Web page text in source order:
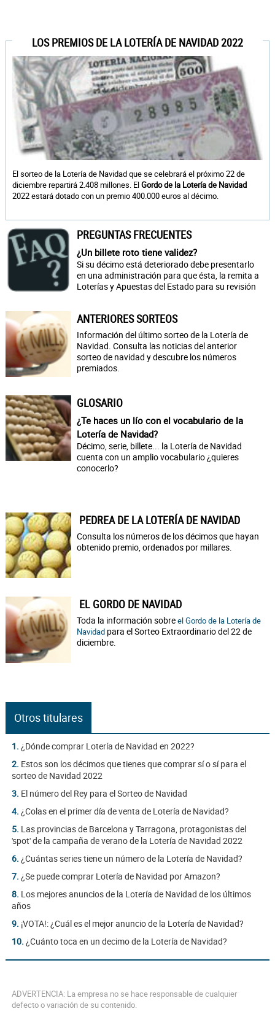
LOS PREMIOS DE LA LOTERÍA DE NAVIDAD 2022
El sorteo de la Lotería de Navidad que se celebrará el próximo 22 de
diciembre repartirá 2.408 millones. ElGordo de la Lotería de Navidad
2022 estará dotado con un premio 400.000 euros al décimo.
PREGUNTAS FRECUENTES
¿Un billete roto tiene validez?
Si su décimo está deteriorado debe presentarlo
en una administración para que ésta, la remita a
Loterías y Apuestas del Estado para su revisión
ANTERIORES SORTEOS
Información del último sorteo de la Lotería de
Navidad. Consulta las noticias del anterior
sorteo de navidad y descubre los números
premiados.
GLOSARIO
¿Te haces un lío con el vocabulario de la
Lotería de Navidad?
Décimo, serie, billete... la Lotería de Navidad
cuenta con un amplio vocabulario ¿quieres
conocerlo?
PEDREA DE LA LOTERÍA DE NAVIDAD
Consulta los números de los décimos que hayan
obtenido premio, ordenados por millares.
EL GORDO DE NAVIDAD
Toda la información sobreel Gordo de la Lotería de
Navidad para el Sorteo Extraordinario del 22 de
diciembre.
Otros titulares
1. ¿Dónde comprar Lotería de Navidad en 2022?
2. Estos son los décimos que tienes que comprar sí o sí para el
sorteo de Navidad 2022
3. El número del Rey para el Sorteo de Navidad
4. ¿Colas en el primer día de venta de Lotería de Navidad?
5. Las provincias de Barcelona y Tarragona, protagonistas del
'spot' de la campaña de verano de la Lotería de Navidad 2022
6. ¿Cuántas series tiene un número de la Lotería de Navidad?
7. ¿Se puede comprar Lotería de Navidad por Amazon?
8. Los mejores anuncios de la Lotería de Navidad de los últimos
años
9. ¡VOTA!: ¿Cuál es el mejor anuncio de la Lotería de Navidad?
10. ¿Cuánto toca en un decimo de la Lotería de Navidad?
ADVERTENCIA: La empresa no se hace responsable de cualquier
defecto o variación de su contenido.